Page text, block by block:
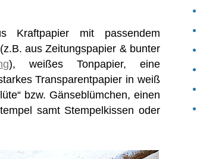
Kraftpapier mit passendem
aus Zeitungspapier & bunter
), weißes Tonpapier, eine
Transparentpapier in weiß
bzw. Gänseblümchen, einen
samt Stempelkissen oder